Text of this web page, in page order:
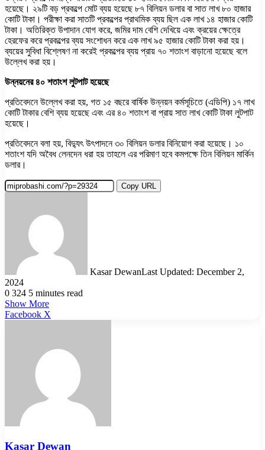
হয়েছে। ২৯টি বড় প্রকল্পে মোট ব্যয় হয়েছে ৮৭ বিলিয়ন ডলার বা সাত লাখ ৮০ হাজার
কোটি টাকা। পরীক্ষা করা সাতটি প্রকল্পের প্রাথমিক ব্যয় ছিল এক লাখ ১৪ হাজার কোটি
টাকা। অতিরিক্ত উপাদান যোগ করে, জমির দাম বেশি দেখিয়ে এবং ক্রয়ের ক্ষেত্রে
হেরফের করে প্রকল্পের ব্যয় সংশোধন করে এক লাখ ৯৫ হাজার কোটি টাকা করা হয়।
ব্যয়ের সুবিধা বিশ্লেষণ না করেই প্রকল্পের ব্যয় প্রায় ৭০ শতাংশ বাড়ানো হয়েছে বলে
উল্লেখ করা হয়।
উন্নয়নের ৪০ শতাংশ লুটপাট হয়েছে
প্রতিবেদনে উল্লেখ করা হয়, গত ১৫ বছরে বার্ষিক উন্নয়ন কর্মসূচিতে (এডিপি) ১৭ লাখ
কোটি টাকার বেশি ব্যয় হয়েছে এবং এর ৪০ শতাংশ বা প্রায় সাত লাখ কোটি টাকা লুটপাট
হয়েছে।
প্রতিবেদনে বলা হয়, বিদ্যুৎ উৎপাদনে ৩০ বিলিয়ন ডলার বিনিয়োগ করা হয়েছে। ১০
শতাংশ যদি অবৈধ লেনদেন ধরা হয় তাহলে এর পরিমাণ হবে কমপক্ষে তিন বিলিয়ন মার্কিন
ডলার।
Copy URL
Kasar DewanLast Updated: December 2,
2024
0 324 5 minutes read
Show More
Facebook X
Kasar Dewan